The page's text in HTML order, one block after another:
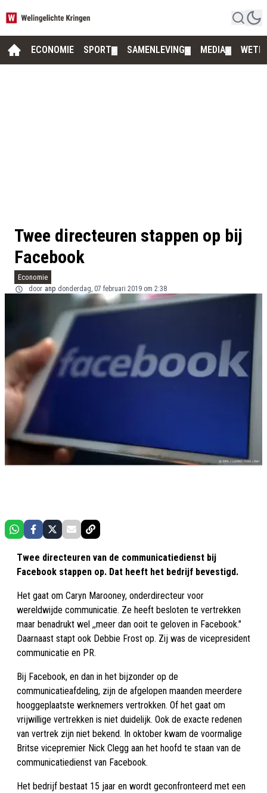
ECONOMIE SPORT SAMENLEVING MEDIA
Twee directeuren stappen op bij
Facebook
Economie
door anp donderdag, 07 februari 2019 om 2:38
Twee directeuren van de communicatiedienst bij
Facebook stappen op. Dat heeft het bedrijf bevestigd.
Het gaat om Caryn Marooney, onderdirecteur voor
wereldwijde communicatie. Ze heeft besloten te vertrekken
maar benadrukt wel ,,meer dan ooit te geloven in Facebook."
Daarnaast stapt ook Debbie Frost op. Zij was de vicepresident
communicatie en PR.
Bij Facebook, en dan in het bijzonder op de
communicatieafdeling, zijn de afgelopen maanden meerdere
hooggeplaatste werknemers vertrokken. Of het gaat om
vrijwillige vertrekken is niet duidelijk. Ook de exacte redenen
van vertrek zijn niet bekend. In oktober kwam de voormalige
Britse vicepremier Nick Clegg aan het hoofd te staan van de
communicatiedienst van Facebook.
Het bedrijf bestaat 15 jaar en wordt geconfronteerd met een